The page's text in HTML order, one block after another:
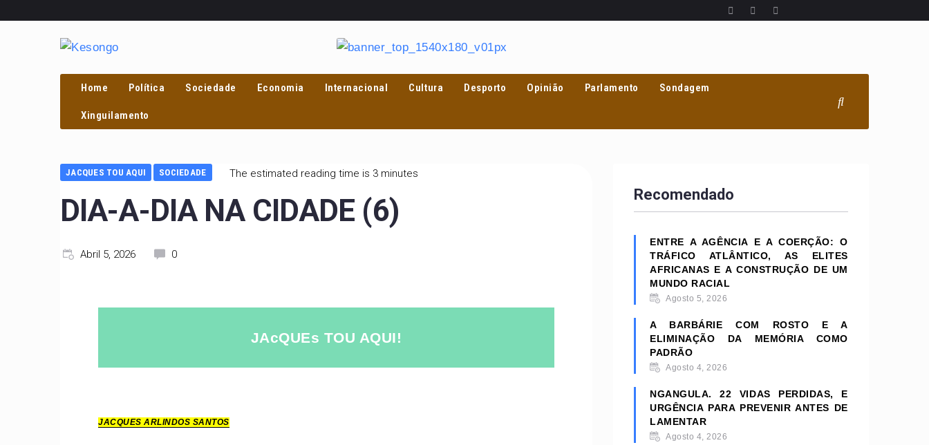
Home Política Sociedade Economia Internacional Cultura Desporto Opinião Parlamento Sondagem
Xinguilamento
JACQUES TOU AQUI SOCIEDADE The estimated reading time is 3 minutes
DIA-A-DIA NA CIDADE (6)
Abril 5, 2026 0
JAcQUEs TOU AQUI!
JACQUES ARLINDOS SANTOS
Recomendado
ENTRE A AGÊNCIA E A COERÇÃO: O
TRÁFICO ATLÂNTICO, AS ELITES
AFRICANAS E A CONSTRUÇÃO DE UM
MUNDO RACIAL
Agosto 5, 2026
A BARBÁRIE COM ROSTO E A
ELIMINAÇÃO DA MEMÓRIA COMO
PADRÃO
Agosto 4, 2026
NGANGULA. 22 VIDAS PERDIDAS, E
URGÊNCIA PARA PREVENIR ANTES DE
LAMENTAR
Agosto 4, 2026